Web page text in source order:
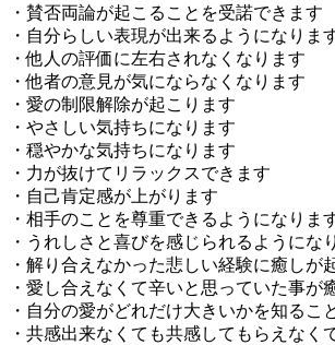
・賛否両論が起こることを受諾できます
・自分らしい表現が出来るようになりま
・他人の評価に左右されなくなります
・他者の意見が気にならなくなります
・愛の制限解除が起こります
・やさしい気持ちになります
・穏やかな気持ちになります
・力が抜けてリラックスできます
・自己肯定感が上がります
・相手のことを尊重できるようになりま
・うれしさと喜びを感じられるようにな
・解り合えなかった悲しい経験に癒しが
・愛し合えなくて辛いと思っていた事が
・自分の愛がどれだけ大きいかを知るこ
・共感出来なくても共感してもらえなく